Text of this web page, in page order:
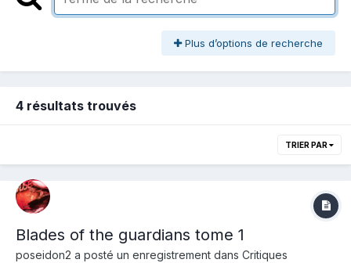
Plus d’options de recherche
4 résultats trouvés
TRIER PAR
Blades of the guardians tome 1
poseidon2 a posté un enregistrement dans Critiques